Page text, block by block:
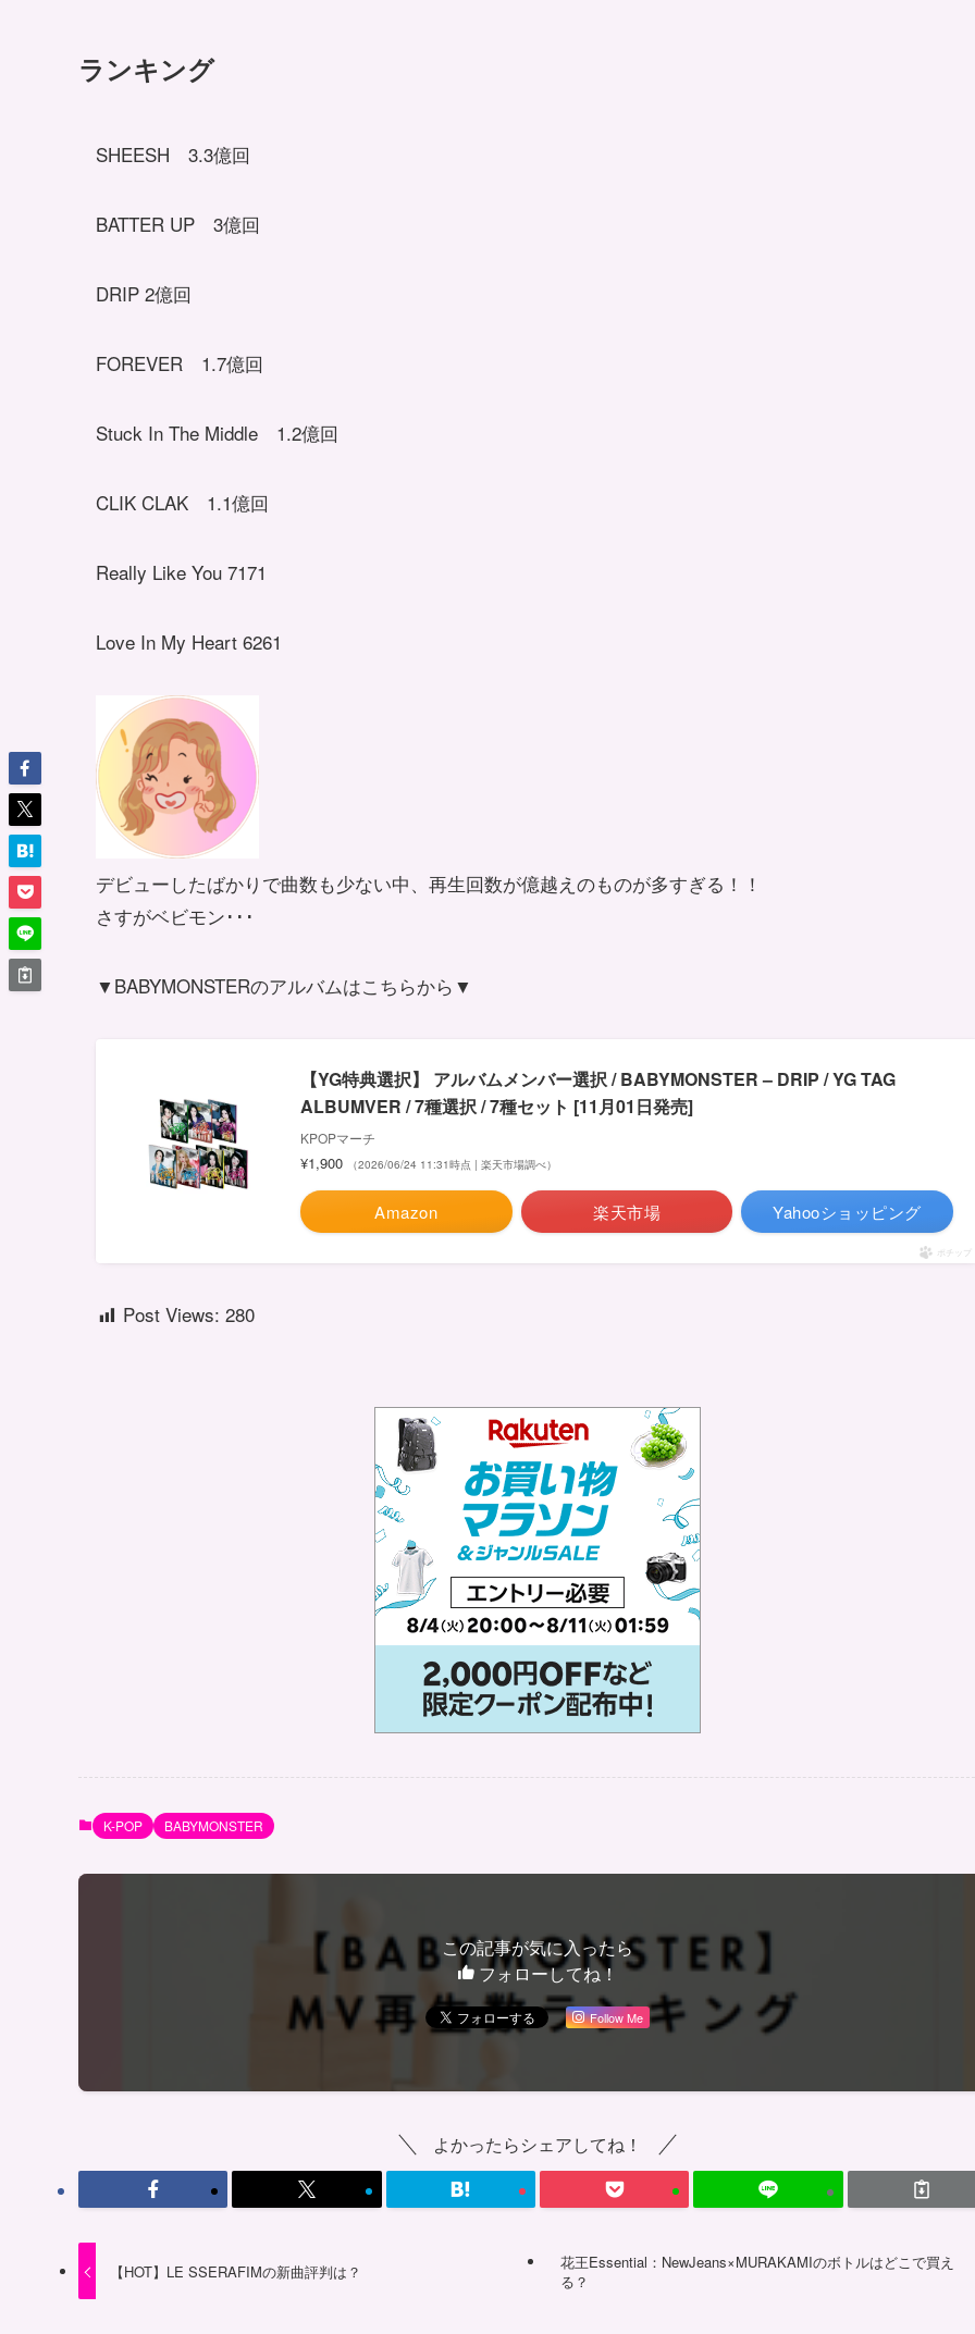
ランキング
SHEESH 3.3億回
BATTER UP 3億回
DRIP 2億回
FOREVER 1.7億回
Stuck In The Middle 1.2億回
CLIK CLAK 1.1億回
Really Like You 7171
Love In My Heart 6261
デビューしたばかりで曲数も少ない中、再生回数が億越えのものが多すぎる！！
さすがベビモン･･･
▼BABYMONSTERのアルバムはこちらから▼
【YG特典選択】 アルバムメンバー選択 / BABYMONSTER – DRIP / YG TAG
ALBUMVER / 7種選択 / 7種セット [11月01日発売]
KPOPマーチ
¥1,900 （2026/06/24 11:31時点 | 楽天市場調べ）
Amazon 楽天市場 Yahooショッピング
ポチップ
Post Views: 280
K-POP BABYMONSTER
この記事が気に入ったら
フォローしてね！
Follow Me
よかったらシェアしてね！
【HOT】LE SSERAFIMの新曲評判は？
花王Essential：NewJeans×MURAKAMIのボトルはどこで買え
る？